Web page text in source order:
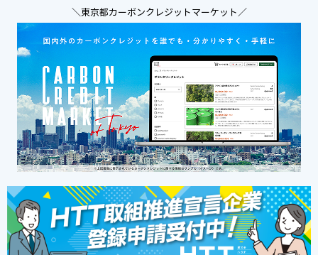
＼東京都カーボンクレジットマーケット／